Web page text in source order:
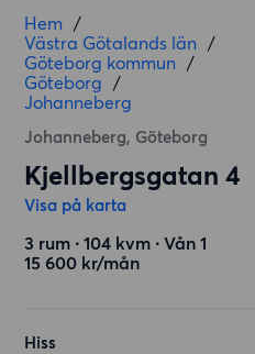
Hem /
Västra Götalands län /
Göteborg kommun /
Göteborg /
Johanneberg
Johanneberg, Göteborg
Kjellbergsgatan 4
Visa på karta
3 rum ∙ 104 kvm ∙ Vån 1
15 600 kr/mån
Hiss